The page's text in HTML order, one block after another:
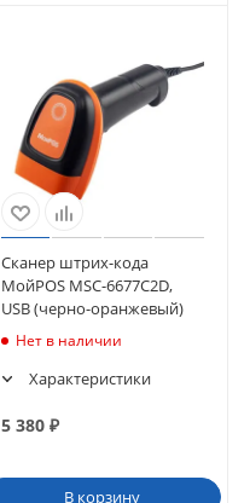
Сканер штрих-кода
МойPOS MSC-6677C2D,
USB (черно-оранжевый)
Нет в наличии
Характеристики
5 380₽
В корзину